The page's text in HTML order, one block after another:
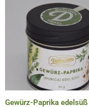
Gewürz-Paprika edelsüß